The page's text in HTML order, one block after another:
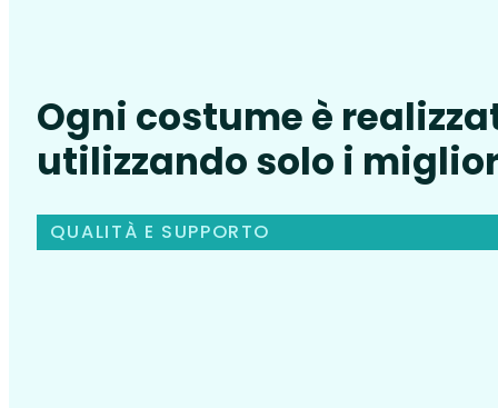
Ogni costume è
utilizzando solo i
QUALITÀ E SUPPORTO